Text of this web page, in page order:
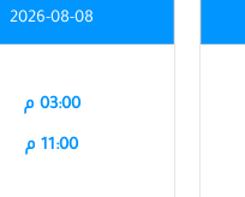
2026-08-08
03:00 م
11:00 م